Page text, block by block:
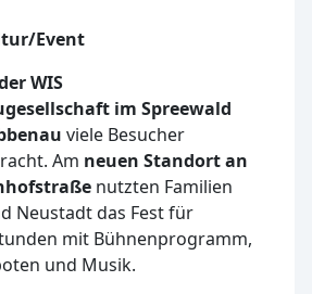
Event
WIS
im Spreewald
viele Besucher
Am neuen Standort an
nutzten Familien
Neustadt das Fest für
mit Bühnenprogramm,
und Musik.